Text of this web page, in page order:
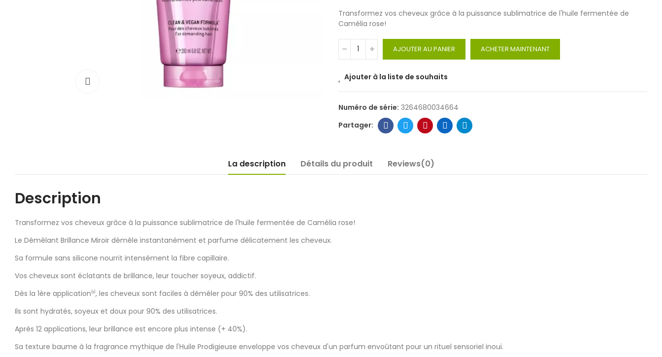
Transformez vos cheveux grâce à la puissance sublimatrice de l'huile fermentée de
Camélia rose!
AJOUTER AU PANIER ACHETER MAINTENANT
Ajouter à la liste de souhaits
Numéro de série: 3264680034664
La description Détails du produit Reviews(0)
Description
Transformez vos cheveux grâce à la puissance sublimatrice de l'huile fermentée de Camélia rose!
Le Démêlant Brillance Miroir démêle instantanément et parfume délicatement les cheveux.
Sa formule sans silicone nourrit intensément la fibre capillaire.
Vos cheveux sont éclatants de brillance, leur toucher soyeux, addictif.
Dès la 1ère application⁽¹⁾, les cheveux sont faciles à démêler pour 90% des utilisatrices.
Ils sont hydratés, soyeux et doux pour 90% des utilisatrices.
Après 12 applications, leur brillance est encore plus intense (+ 40%).
Sa texture baume à la fragrance mythique de l'Huile Prodigieuse enveloppe vos cheveux d'un parfum envoûtant pour un rituel sensoriel inouï.